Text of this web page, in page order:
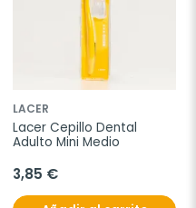
LACER
Lacer Cepillo Dental
Adulto Mini Medio
3,85 €